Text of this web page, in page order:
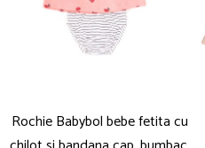
Rochie Babybol bebe fetita cu